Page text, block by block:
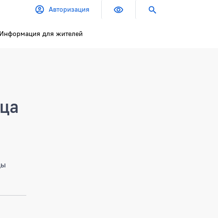
Авторизация
Информация для жителей